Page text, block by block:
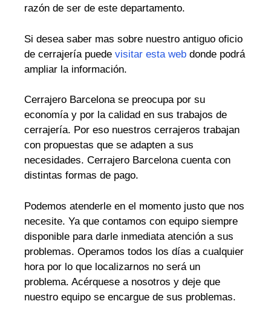
razón de ser de este departamento.
Si desea saber mas sobre nuestro antiguo oficio
de cerrajería puede visitar esta web donde podrá
ampliar la información.
Cerrajero Barcelona se preocupa por su
economía y por la calidad en sus trabajos de
cerrajería. Por eso nuestros cerrajeros trabajan
con propuestas que se adapten a sus
necesidades. Cerrajero Barcelona cuenta con
distintas formas de pago.
Podemos atenderle en el momento justo que nos
necesite. Ya que contamos con equipo siempre
disponible para darle inmediata atención a sus
problemas. Operamos todos los días a cualquier
hora por lo que localizarnos no será un
problema. Acérquese a nosotros y deje que
nuestro equipo se encargue de sus problemas.